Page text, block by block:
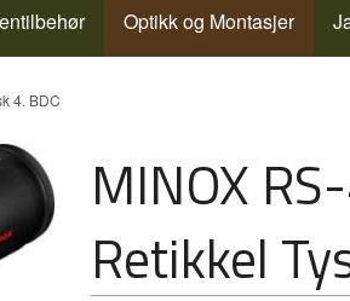
Optikk og Montasjer
4. BDC
MINOX
Retikkel